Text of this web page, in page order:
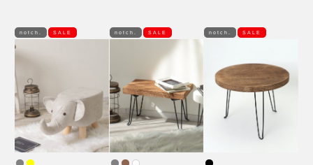
notch. SALE notch. SALE notch. SALE